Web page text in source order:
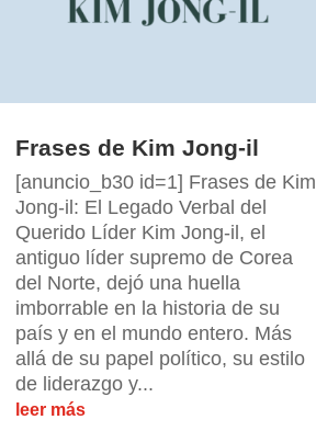
Frases de Kim Jong-il
[anuncio_b30 id=1] Frases de Kim
Jong-il: El Legado Verbal del
Querido Líder Kim Jong-il, el
antiguo líder supremo de Corea
del Norte, dejó una huella
imborrable en la historia de su
país y en el mundo entero. Más
allá de su papel político, su estilo
de liderazgo y...
leer más